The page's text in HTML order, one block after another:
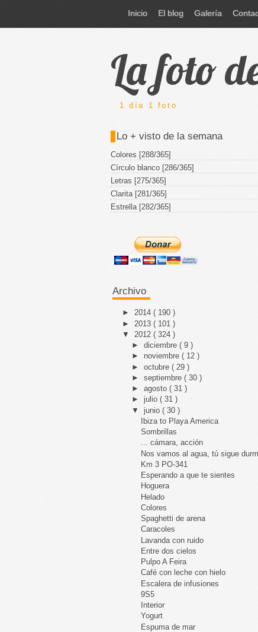
Inicio El blog Galería
La foto
1 día 1 foto
Lo + visto de la semana
Colores [288/365]
Círculo blanco [286/365]
Letras [275/365]
Clarita [281/365]
Estrella [282/365]
Archivo
► 2014 ( 190 )
► 2013 ( 101 )
▼ 2012 ( 324 )
► diciembre ( 9 )
► noviembre ( 12 )
► octubre ( 29 )
► septiembre ( 30 )
► agosto ( 31 )
► julio ( 31 )
▼ junio ( 30 )
Ibiza to Playa America
Sombrillas
... cámara, acción
Nos vamos al agua, tú sigue
Km 3 PO-341
Esperando a que te sientes
Hoguera
Helado
Colores
Spaghetti de arena
Caracoles
Lavanda con ruido
Entre dos cielos
Pulpo A Feira
Café con leche con hielo
Escalera de infusiones
9S5
Interior
Yogurt
Espuma de mar